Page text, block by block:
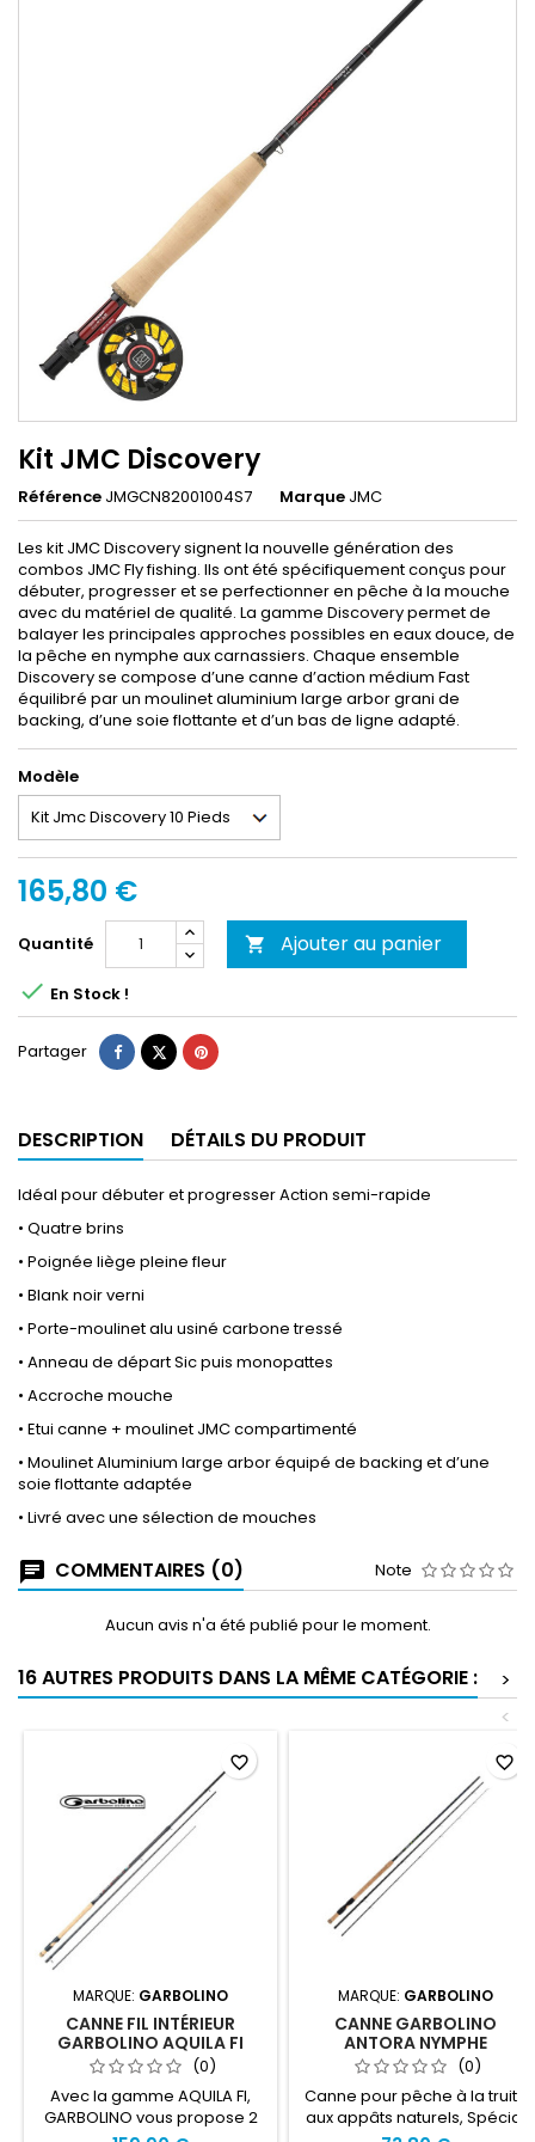
Kit JMC Discovery
Référence JMGCN82001004S7 Marque JMC
Les kit JMC Discovery signent la nouvelle génération des
combos JMC Fly fishing. Ils ont été spécifiquement conçus pour
débuter, progresser et se perfectionner en pêche à la mouche
avec du matériel de qualité. La gamme Discovery permet de
balayer les principales approches possibles en eaux douce, de
la pêche en nymphe aux carnassiers. Chaque ensemble
Discovery se compose d’une canne d’action médium Fast
équilibré par un moulinet aluminium large arbor grani de
backing, d’une soie flottante et d’un bas de ligne adapté.
Modèle
165,80 €
Quantité  Ajouter au panier
 En Stock !
Partager PartagerTweetPinterest
DESCRIPTION DÉTAILS DU PRODUIT
Idéal pour débuter et progresser Action semi-rapide
• Quatre brins
• Poignée liège pleine fleur
• Blank noir verni
• Porte-moulinet alu usiné carbone tressé
• Anneau de départ Sic puis monopattes
• Accroche mouche
• Etui canne + moulinet JMC compartimenté
• Moulinet Aluminium large arbor équipé de backing et d’une
soie flottante adaptée
• Livré avec une sélection de mouches
COMMENTAIRES (0) Note
Aucun avis n'a été publié pour le moment.
16 AUTRES PRODUITS DANS LA MÊME CATÉGORIE :
>
<
MARQUE: GARBOLINO
CANNE FIL INTÉRIEUR
GARBOLINO AQUILA FI
(0)
Avec la gamme AQUILA FI,
GARBOLINO vous propose 2
favorite_border
MARQUE: GARBOLINO
CANNE GARBOLINO
ANTORA NYMPHE
(0)
Canne pour pêche à la truite
aux appâts naturels, Spécial
favorite_border